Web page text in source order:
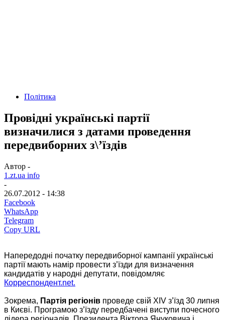
Політика
Провідні українські партії
визначилися з датами проведення
передвиборних з\’їздів
Автор -
1.zt.ua info
-
26.07.2012 - 14:38
Facebook
WhatsApp
Telegram
Copy URL
Напередодні початку передвиборної кампанії українські
партії мають намір провести з’їзди для визначення
кандидатів у народні депутати, повідомляє
Корреспондент.net.
Зокрема, Партія регіонів проведе свій XIV з’їзд 30 липня
в Києві. Програмою з’їзду передбачені виступи почесного